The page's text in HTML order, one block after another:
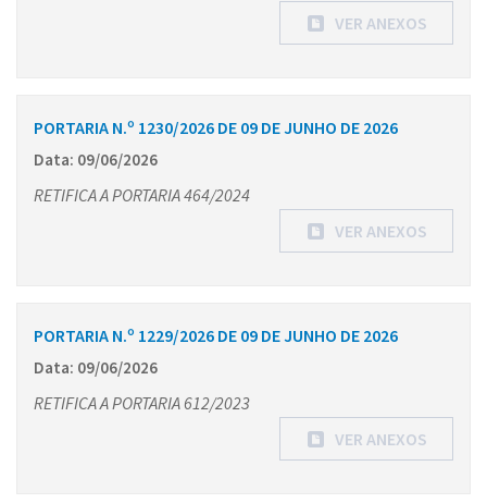
VER ANEXOS
PORTARIA N.º 1230/2026 DE 09 DE JUNHO DE 2026
Data: 09/06/2026
RETIFICA A PORTARIA 464/2024
VER ANEXOS
PORTARIA N.º 1229/2026 DE 09 DE JUNHO DE 2026
Data: 09/06/2026
RETIFICA A PORTARIA 612/2023
VER ANEXOS